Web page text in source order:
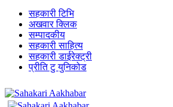
सहकारी टिभि
अखवार क्लिक
सम्पादकीय
सहकारी साहित्य
सहकारी डाईरेक्ट्री
प्रीति टु युनिकोड